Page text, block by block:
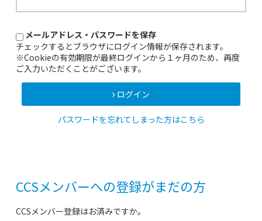
メールアドレス・パスワードを保存
チェックするとブラウザにログイン情報が保存されます。
※Cookieの有効期限が最終ログインから１ヶ月のため、再度
ご入力いただくことがございます。
ログイン
パスワードを忘れてしまった方はこちら
CCSメンバーへの登録がまだの方
CCSメンバー登録はお済みですか。